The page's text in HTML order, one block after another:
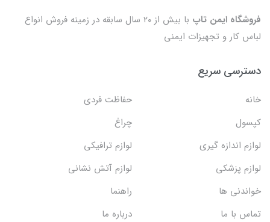
فروشگاه ایمن تاپ
با بیش از ۲۰ سال سابقه در زمینه فروش انواع
لباس کار و تجهیزات ایمنی
دسترسی سریع
خانه
حفاظت فردی
کپسول
چراغ
لوازم اندازه گیری
لوازم ترافیکی
لوازم پزشکی
لوازم آتش نشانی
خواندنی ها
راهنما
تماس با ما
درباره ما